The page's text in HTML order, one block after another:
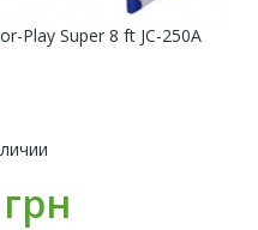
Play Super 8 ft JC-250A